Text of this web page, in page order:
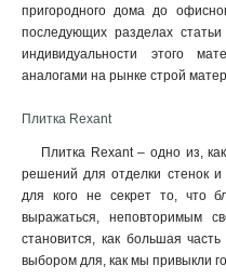
пригородного дома до
последующих разделах
индивидуальности этого
аналогами на рынке строй
Плитка Rexant
Плитка Rexant – одно из,
решений для отделки стенок
для кого не секрет то, что
выражаться, неповторимым
становится, как большая
выбором для, как мы привыкли